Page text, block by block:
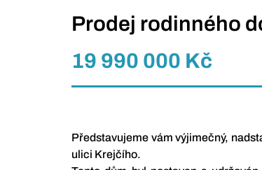
Prodej rodinného
19 990 000 Kč
Představujeme vám výjimečný,
ulici Krejčího.